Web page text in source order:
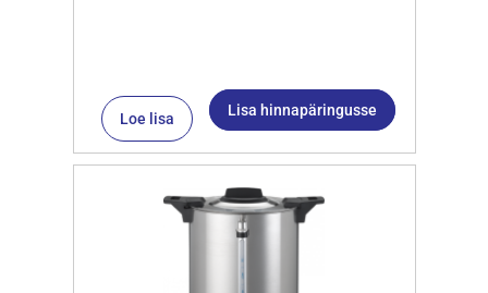
Loe lisa Lisa hinnapäringusse